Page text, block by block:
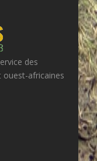
des
ouest-africaines